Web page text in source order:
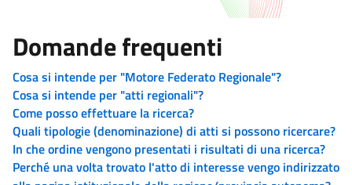
Domande frequenti
Cosa si intende per "Motore Federato Regionale"?
Cosa si intende per "atti regionali"?
Come posso effettuare la ricerca?
Quali tipologie (denominazione) di atti si possono ricercare?
In che ordine vengono presentati i risultati di una ricerca?
Perché una volta trovato l'atto di interesse vengo indirizzato